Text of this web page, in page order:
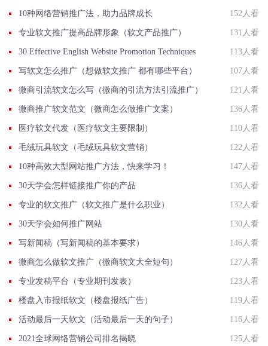
10种网络营销推广法，助力品牌成长 152人看
专业软文推广提高品牌形象（软文产品推广） 131人看
30 Effective English Website Promotion Techniques 113人看
写软文怎么推广（想做软文推广 都有哪些平台） 107人看
微商引流软文怎么写（微商的引流方法引流推广） 121人看
微商推广软文范文（微商怎么做推广文案） 136人看
医疗软文代发（医疗软文主要限制） 110人看
毛绒玩具软文（毛绒玩具软文营销） 122人看
10种高效大型网站推广方法，快来学习！ 147人看
30天学会怎样链接推广你的产品 136人看
专业的软文推广（软文推广是什么职业） 132人看
30天学会如何推广网站 130人看
写新闻稿（写新闻稿的基本要求） 146人看
微商怎么做软文推广（微商软文大全短句） 127人看
专业发稿平台（专业期刊发表） 123人看
楼盘入市报纸软文（楼盘报纸广告） 119人看
活动最后一天软文（活动最后一天的句子） 116人看
2021全球网络营销公司排名揭晓 125人看